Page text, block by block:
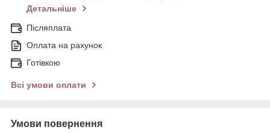
Детальніше
Післяплата
Оплата на рахунок
Готівкою
Всі умови оплати
Умови повернення